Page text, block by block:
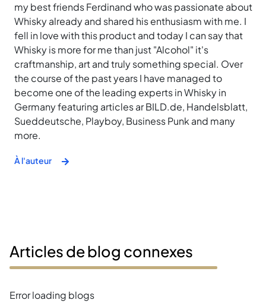
my best friends Ferdinand who was passionate about
Whisky already and shared his enthusiasm with me. I
fell in love with this product and today I can say that
Whisky is more for me than just "Alcohol" it's
craftmanship, art and truly something special. Over
the course of the past years I have managed to
become one of the leading experts in Whisky in
Germany featuring articles ar BILD.de, Handelsblatt,
Sueddeutsche, Playboy, Business Punk and many
more.
À l'auteur
Articles de blog connexes
Error loading blogs